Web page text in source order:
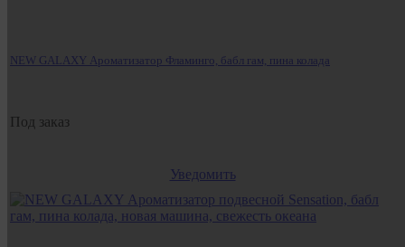
NEW GALAXY Ароматизатор Фламинго, бабл гам, пина колада
Под заказ
Уведомить